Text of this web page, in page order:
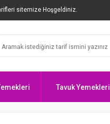
sitemize Hoşgeldiniz.
Tavuk Yemekleri